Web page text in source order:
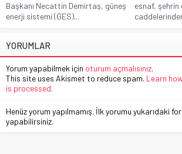
Başkanı Necattin Demirtaş, güneş
enerji sistemi (GES)...
esnaf, şehrin
YORUMLAR
Yorum yapabilmek için oturum açmalısınız.
This site uses Akismet to reduce spam. Learn
is processed.
Henüz yorum yapılmamış. İlk yorumu yukarıdaki
yapabilirsiniz.